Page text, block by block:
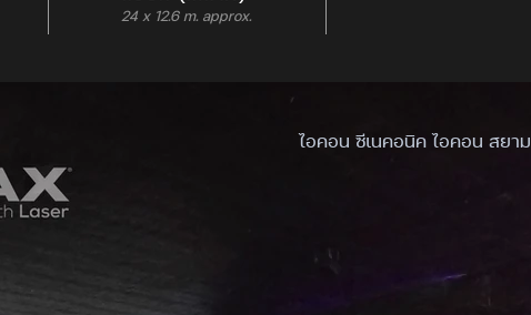
24 x 12.6 m. approx.
ไอคอน ซีเนคอนิค ไอคอน สยาม